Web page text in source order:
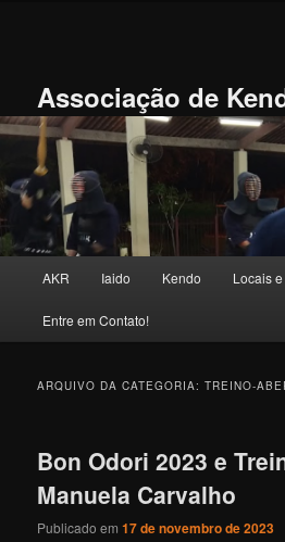
principal
secundário
Associação de
principal
AKR Iaido Kendo Locais
Entre em Contato!
ARQUIVO DA CATEGORIA:TREINO-
Bon Odori 2023 e
Manuela Carvalho
Publicado em17 de novembro de 2023